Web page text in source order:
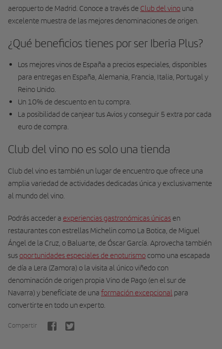
aeropuerto de Madrid. Conoce a través de Club del vino una
excelente muestra de las mejores denominaciones de origen.
¿Qué beneficios tienes por ser Iberia Plus?
Los mejores vinos de España a precios especiales, disponibles
para entregas en España, Alemania, Francia, Italia, Portugal y
Reino Unido.
Un 10% de descuento en tu compra.
La posibilidad de canjear tus Avios y conseguir 5 extra por cada
euro de compra.
Club del vino no es solo una tienda
Club del vino es también un lugar de encuentro que ofrece una
amplia variedad de actividades dedicadas única y exclusivamente
al mundo del vino.
Podrás acceder a experiencias gastronómicas únicasen
restaurantes con estrellas Michelin como La Botica, de Miguel
Ángel de la Cruz, o Baluarte, de Óscar García. Aprovecha también
susoportunidades especiales de enoturismocomo una escapada
de día a Lera (Zamora) o la visita al único viñedo con
denominación de origen propia Vino de Pago (en el sur de
Navarra) y benefíciate de una formación excepcional para
convertirte en todo un experto.
Compartir